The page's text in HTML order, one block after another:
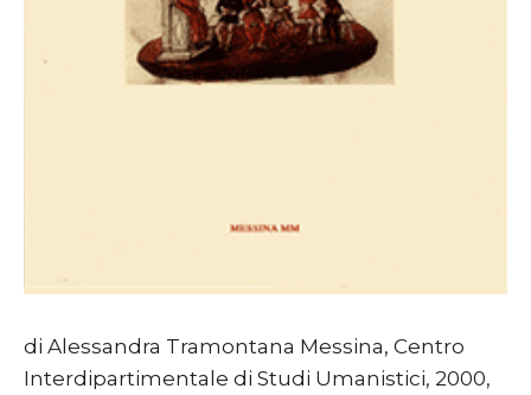
di Alessandra Tramontana Messina, Centro
Interdipartimentale di Studi Umanistici, 2000,